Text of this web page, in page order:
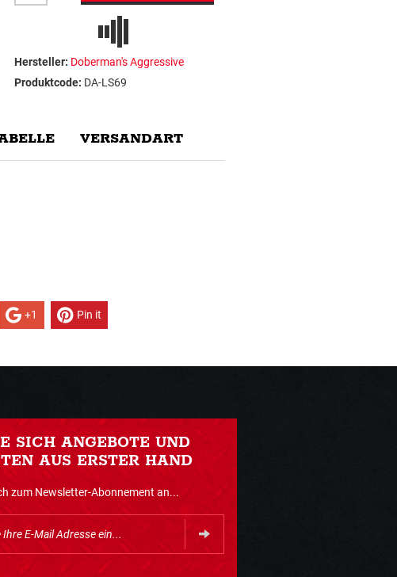
Hersteller: Doberman's Aggressive
Produktcode: DA-LS69
VERSANDART
+1 Pin it
SICH ANGEBOTE UND
AUS ERSTER HAND
zum Newsletter-Abonnement an...